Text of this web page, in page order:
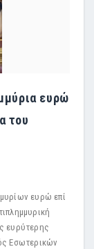
ευρώ
του
ευρώ επί
ευρύτερης
Εσωτερικών